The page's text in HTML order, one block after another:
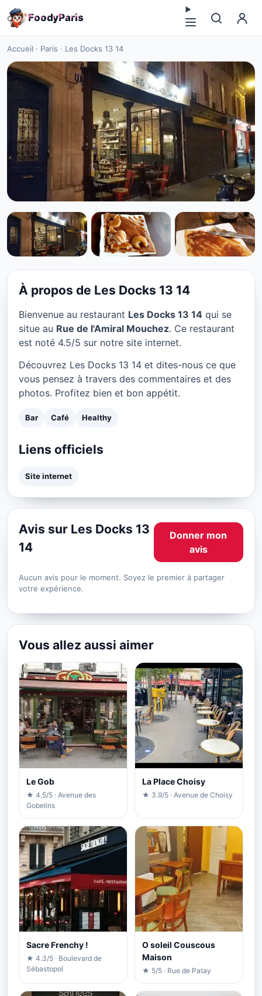
FoodyParis
Accueil · Paris · Les Docks 13 14
BAR
Les Docks 13 14 à Paris
★ 4.5/5
À propos de Les Docks 13 14
Bienvenue au restaurant Les Docks 13 14 qui se
situe au Rue de l'Amiral Mouchez. Ce restaurant
est noté 4.5/5 sur notre site internet.
Découvrez Les Docks 13 14 et dites-nous ce que
vous pensez à travers des commentaires et des
photos. Profitez bien et bon appétit.
Bar Café Healthy
Liens officiels
Site internet
Avis sur Les Docks 13
14
Donner mon
avis
Aucun avis pour le moment. Soyez le premier à partager
votre expérience.
Vous allez aussi aimer
Le Gob
★ 4.5/5 · Avenue des
Gobelins
La Place Choisy
★ 3.9/5 · Avenue de Choisy
Sacre Frenchy !
★ 4.3/5 · Boulevard de
Sébastopol
O soleil Couscous
Maison
★ 5/5 · Rue de Patay